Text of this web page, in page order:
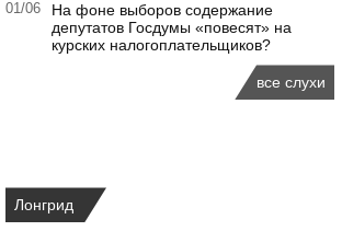
01/06
На фоне выборов содержание
депутатов Госдумы «повесят» на
курских налогоплательщиков?
все слухи
Лонгрид